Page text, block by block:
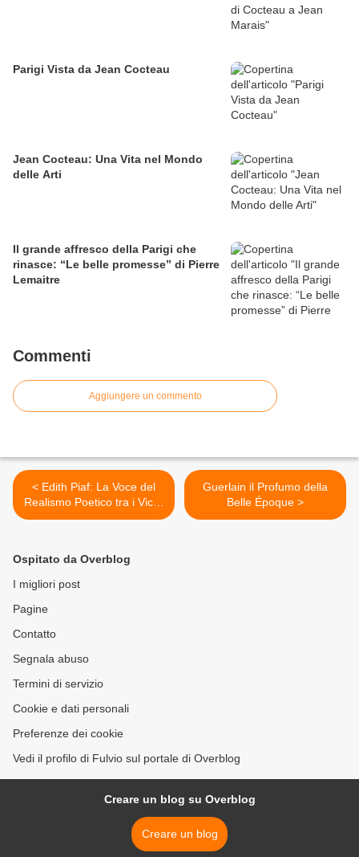
Parigi Vista da Jean Cocteau
Jean Cocteau: Una Vita nel Mondo
delle Arti
Il grande affresco della Parigi che
rinasce: “Le belle promesse” di Pierre
Lemaitre
Commenti
Aggiungere un commento
< Edith Piaf: La Voce del
Realismo Poetico tra i Vicoli
di Parigi
Guerlain il Profumo della
Belle Époque >
Ospitato da Overblog
I migliori post
Pagine
Contatto
Segnala abuso
Termini di servizio
Cookie e dati personali
Preferenze dei cookie
Vedi il profilo di Fulvio sul portale di Overblog
Creare un blog su Overblog
Creare un blog